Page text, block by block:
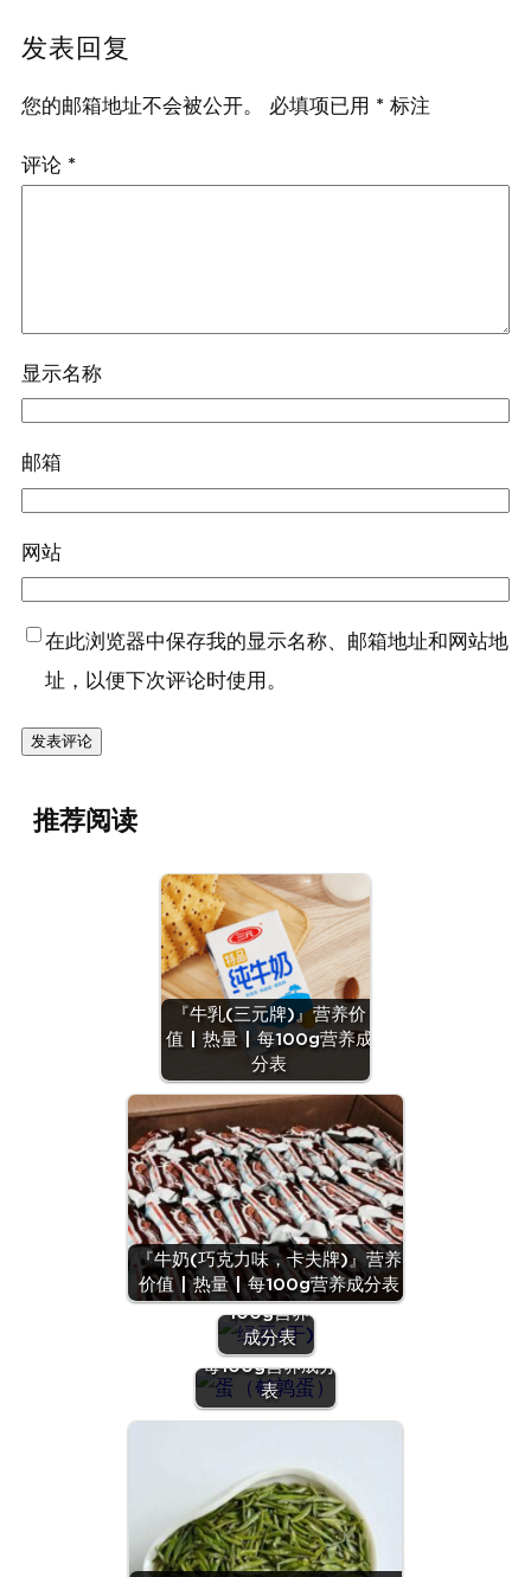
发表回复
您的邮箱地址不会被公开。 必填项已用 * 标注
评论 *
显示名称
邮箱
网站
在此浏览器中保存我的显示名称、邮箱地址和网站地
址，以便下次评论时使用。
推荐阅读
『牛乳(三元牌)』营养价
值 | 热量 | 每100g营养成
分表
『牛奶(巧克力味，卡夫牌)』营养
价值 | 热量 | 每100g营养成分表
『绿豆
(干)』营养
价值 | 每
100g营养
成分表
『蛋（鹌鹑
蛋）』营养价值 |
每100g营养成分
表